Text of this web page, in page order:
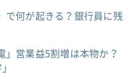
で何が起きる？銀行員に残
営業益5割増は本物か？